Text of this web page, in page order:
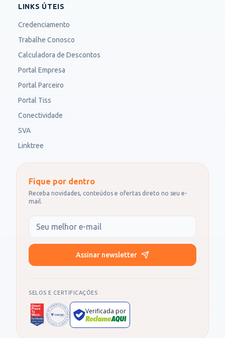
LINKS ÚTEIS
Credenciamento
Trabalhe Conosco
Calculadora de Descontos
Portal Empresa
Portal Parceiro
Portal Tiss
Conectividade
SVA
Linktree
Fique por dentro
Receba novidades, conteúdos e ofertas direto no seu e-
mail.
Seu e-mail
Assinar newsletter
SELOS E CERTIFICAÇÕES
Verificada por